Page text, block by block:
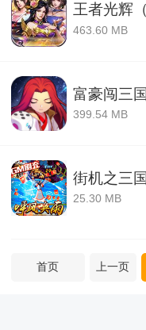
王者光辉
463.60 MB
富豪闯三国
399.54 MB
街机之三
25.30 MB
首页 上一页